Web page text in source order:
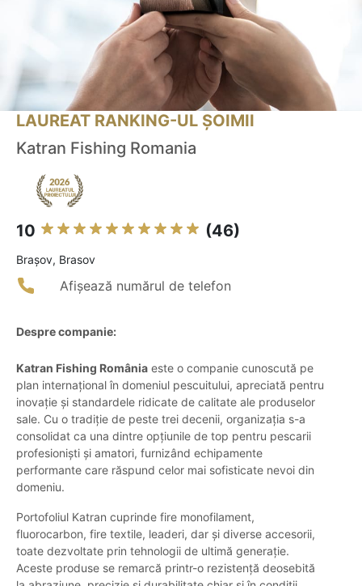
LAUREAT RANKING-UL ȘOIMII
Katran Fishing Romania
10 (46)
Braşov, Brasov
Afișează numărul de telefon
Despre companie:
Katran Fishing România este o companie cunoscută pe
plan internațional în domeniul pescuitului, apreciată pentru
inovație și standardele ridicate de calitate ale produselor
sale. Cu o tradiție de peste trei decenii, organizația s-a
consolidat ca una dintre opțiunile de top pentru pescarii
profesioniști și amatori, furnizând echipamente
performante care răspund celor mai sofisticate nevoi din
domeniu.
Portofoliul Katran cuprinde fire monofilament,
fluorocarbon, fire textile, leaderi, dar și diverse accesorii,
toate dezvoltate prin tehnologii de ultimă generație.
Aceste produse se remarcă printr-o rezistență deosebită